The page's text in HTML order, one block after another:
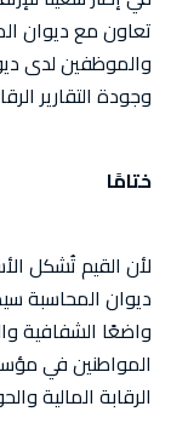
تعاون مع ديوان
والموظفين لدى
وجودة التقارير
ختامًا
لأن القيم تُشكل
ديوان المحاسبة
واضعًا الشفافية
المواطنين في
الرقابة المالية